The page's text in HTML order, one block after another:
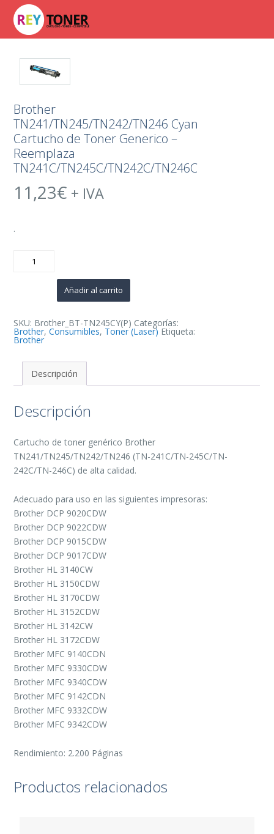
Brother
TN241/TN245/TN242/TN246 Cyan
Cartucho de Toner Generico –
Reemplaza
TN241C/TN245C/TN242C/TN246C
11,23€ + IVA
.
TN241/TN245/TN242/TN246
Reemplaza
TN241C/TN245C/TN242C/TN246C
cantidad
Añadir al carrito
SKU: Brother_BT-TN245CY(P) Categorías:
Brother,Consumibles, Toner (Laser) Etiqueta:
Brother
Descripción
Descripción
Cartucho de toner genérico Brother
TN241/TN245/TN242/TN246 (TN-241C/TN-245C/TN-
242C/TN-246C) de alta calidad.
Adecuado para uso en las siguientes impresoras:
Brother DCP 9020CDW
Brother DCP 9022CDW
Brother DCP 9015CDW
Brother DCP 9017CDW
Brother HL 3140CW
Brother HL 3150CDW
Brother HL 3170CDW
Brother HL 3152CDW
Brother HL 3142CW
Brother HL 3172CDW
Brother MFC 9140CDN
Brother MFC 9330CDW
Brother MFC 9340CDW
Brother MFC 9142CDN
Brother MFC 9332CDW
Brother MFC 9342CDW
Rendimiento: 2.200 Páginas
Productos relacionados